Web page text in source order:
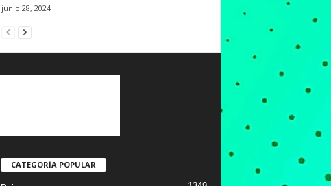
junio 28, 2024
CATEGORÍA POPULAR